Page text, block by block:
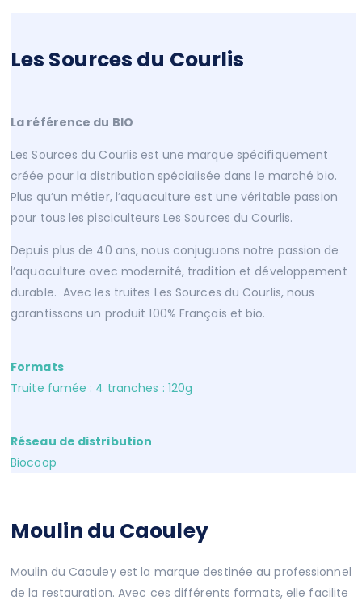
Les Sources du Courlis
La référence du BIO
Les Sources du Courlis est une marque spécifiquement
créée pour la distribution spécialisée dans le marché bio.
Plus qu’un métier, l’aquaculture est une véritable passion
pour tous les pisciculteurs Les Sources du Courlis.
Depuis plus de 40 ans, nous conjuguons notre passion de
l’aquaculture avec modernité, tradition et développement
durable. Avec les truites Les Sources du Courlis, nous
garantissons un produit 100% Français et bio.
Formats
Truite fumée : 4 tranches : 120g
Réseau de distribution
Biocoop
Moulin du Caouley
Moulin du Caouley est la marque destinée au professionnel
de la restauration. Avec ces différents formats, elle facilite